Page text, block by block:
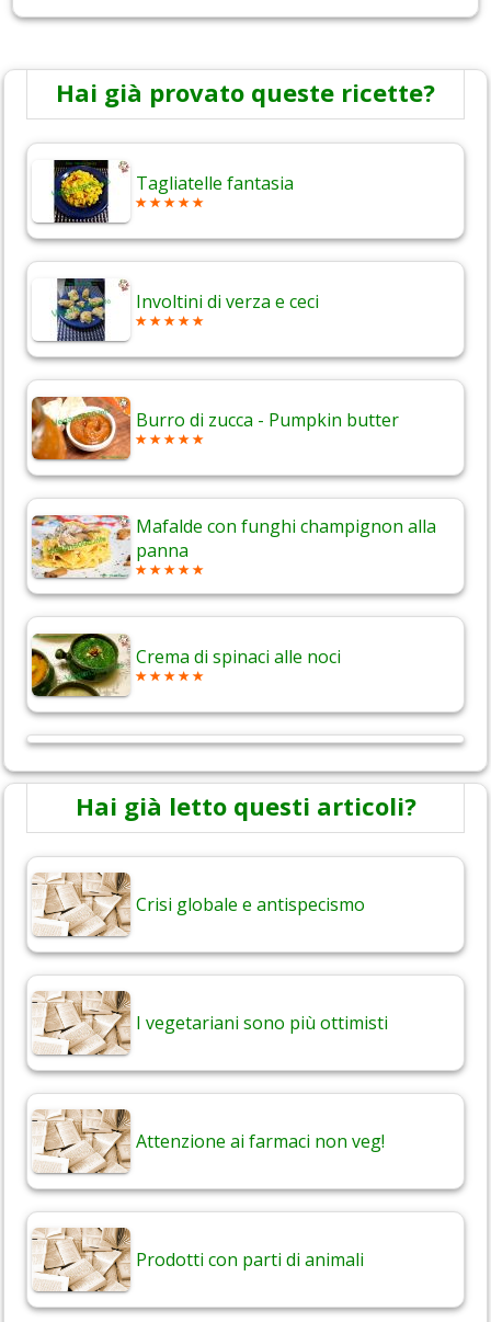
Hai già provato queste ricette?
Tagliatelle fantasia
Involtini di verza e ceci
Burro di zucca - Pumpkin butter
Mafalde con funghi champignon alla
panna
Crema di spinaci alle noci
Hai già letto questi articoli?
Crisi globale e antispecismo
I vegetariani sono più ottimisti
Attenzione ai farmaci non veg!
Prodotti con parti di animali